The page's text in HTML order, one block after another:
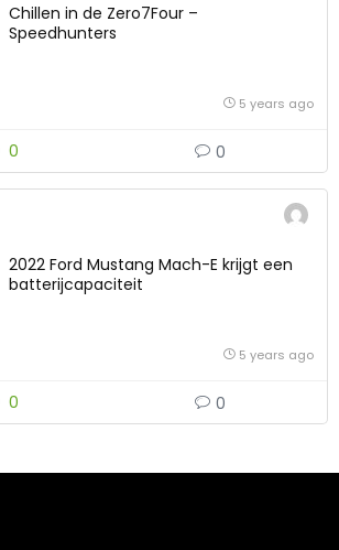
Chillen in de Zero7Four –
Speedhunters
5 years ago
0 0
2022 Ford Mustang Mach-E krijgt een
batterijcapaciteit
5 years ago
0 0